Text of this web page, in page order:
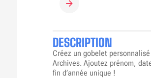
CRÉER MON GOBELET
DESCRIPTION
Créez un gobelet
Archives. Ajoutez prénom,
fin d’année unique !